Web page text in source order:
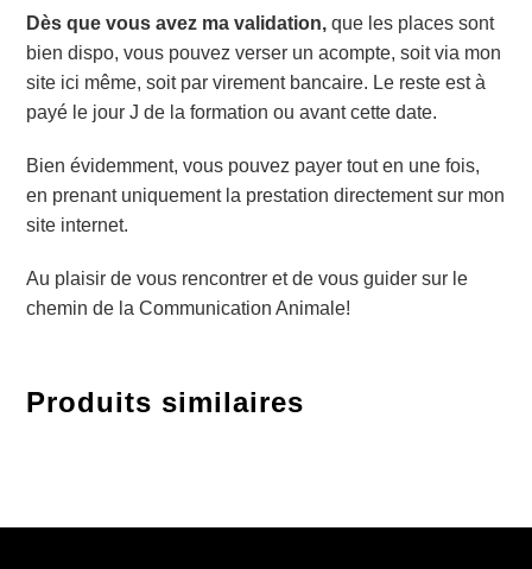
Dès que vous avez ma validation, que les places sont
bien dispo, vous pouvez verser un acompte, soit via mon
site ici même, soit par virement bancaire. Le reste est à
payé le jour J de la formation ou avant cette date.
Bien évidemment, vous pouvez payer tout en une fois,
en prenant uniquement la prestation directement sur mon
site internet.
Au plaisir de vous rencontrer et de vous guider sur le
chemin de la Communication Animale!
Produits similaires